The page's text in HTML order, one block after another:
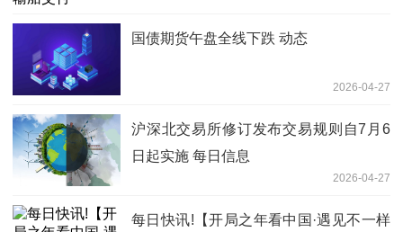
国债期货午盘全线下跌 动态
2026-04-27
沪深北交易所修订发布交易规则自7月6
日起实施 每日信息
2026-04-27
每日快讯!【开局之年看中国·遇见不一样